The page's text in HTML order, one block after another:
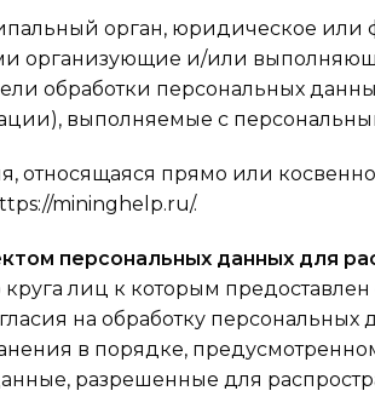
орган, юридическое или
организующие и/или
обработки персональных
выполняемые с
относящаяся прямо или
mininghelp.ru/.
персональных данных для
лиц к которым предоставлен
на обработку
в порядке,
разрешенные для